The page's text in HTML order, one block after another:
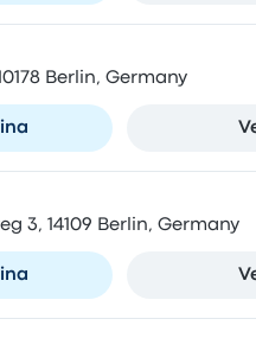
Berlin, Germany
3, 14109 Berlin, Germany